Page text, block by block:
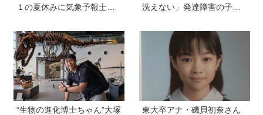
１の夏休みに気象予報士試
院で「学ぶ楽しさ」をずっ
と持ち続ける秘訣とは。親
も「楽しい」をバックアッ
プする方法も
洗えない」発達障害の子ど
と・性教育のポイントは？
【『発達障害の子の性のル
ール』著者に聞いた】
“生物の進化博士ちゃん”大塚
東大卒アナ・磯貝初奈さん